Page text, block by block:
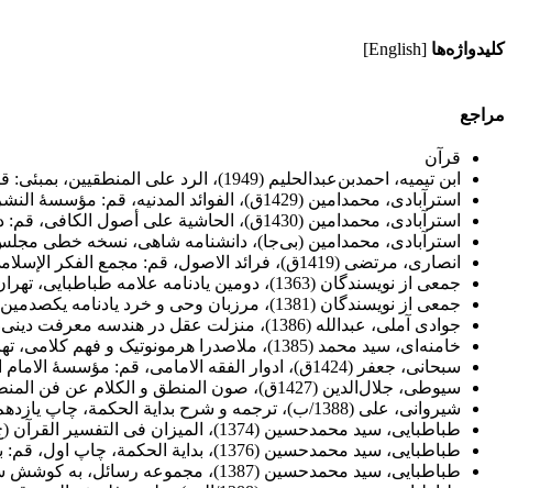
کلیدواژه‌ها [English]
مراجع
قرآن
ابن ‌تیمیه، احمدبن‌عبدالحلیم (1949)، الرد علی المنطقیین، بمبئی: قیمه.
استرآبادی، محمدامین (1429ق)، الفوائد المدنیه، قم: مؤسسۀ النشر الاسلامی.
استرآبادی، محمدامین (1430ق)، الحاشیة على أصول الکافی‏، قم: دارالحدیث.
استرآبادی، محمدامین (بی‌جا)، دانشنامه شاهی، نسخه خطی مجلس
انصاری، مرتضی (1419ق)، فرائد الاصول، قم: مجمع الفکر الإسلامی.
جمعی از نویسندگان (1363)، دومین یادنامه علامه طباطبایی، تهران: مؤسسه مطالعات و تحقیقات فرهنگی.
جمعی از نویسندگان (1381)، مرزبان وحی و خرد یادنامه یکصدمین سال ولادت علامه طباطبایی، قم: بوستان کتاب.
جوادی آملی، عبدالله (1386)، منزلت عقل در هندسه معرفت دینی، قم: مرکز نشر اسرا.
خامنه‌ای، سید محمد (1385)، ملاصدرا هرمونوتیک و فهم کلامی، تهران: بنیاد حکمت صدرا.
سبحانى، جعفر (1424ق)، ادوار الفقه الامامی، قم: مؤسسۀ الامام الصا
سیوطی، جلال‌الدین (1427ق)، صون المنطق و الکلام عن فن المنطق و الکلام، بیروت: دارالکتب العلمیه.
شیروانی، علی (1388/ب)، ترجمه و شرح بدایة الحکمة، چاپ یازدهم، قم: بوستان کتاب.
طباطبایی، سید محمدحسین (1374)، المیزان فی التفسیر القرآن (ج1، 2، 5، 15)، چاپ پنجم، قم: دفتر انتشارات اسلامی (وابسته به جامعه مدرسین حوزه علمیه قم).
طباطبایی، سید محمدحسین (1376)، بدایة الحکمة، چاپ اول، قم: بی‌نا.
طباطبایی، سید محمدحسین (1387)، مجموعه رسائل، ‏به کوشش سید هادی خسروشاهی، قم: بوستان کتاب.